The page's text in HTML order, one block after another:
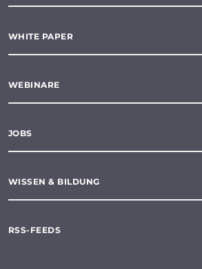
WHITE PAPER
WEBINARE
JOBS
WISSEN & BILDUNG
RSS-FEEDS